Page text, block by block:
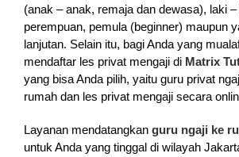
(anak – anak, remaja dan dewasa), laki
perempuan, pemula (beginner) maupun
lanjutan. Selain itu, bagi Anda yang
mendaftar les privat mengaji di Matrix
yang bisa Anda pilih, yaitu guru privat
rumah dan les privat mengaji secara
Layanan mendatangkan guru ngaji ke
untuk Anda yang tinggal di wilayah